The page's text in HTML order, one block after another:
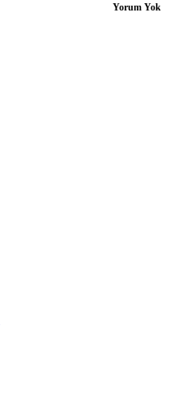
Yorum Yok